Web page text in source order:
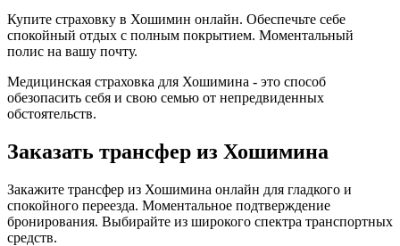
Купите страховку в Хошимин онлайн. Обеспечьте себе
спокойный отдых с полным покрытием. Моментальный
полис на вашу почту.
Медицинская страховка для Хошимина - это способ
обезопасить себя и свою семью от непредвиденных
обстоятельств.
Заказать трансфер из Хошимина
Закажите трансфер из Хошимина онлайн для гладкого и
спокойного переезда. Моментальное подтверждение
бронирования. Выбирайте из широкого спектра транспортных
средств.